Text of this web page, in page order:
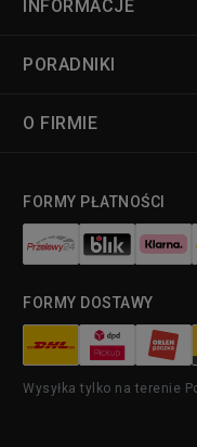
INFORMACJE
PORADNIKI
O FIRMIE
FORMY PŁATNOŚCI
FORMY DOSTAWY
Wysyłka tylko na terenie